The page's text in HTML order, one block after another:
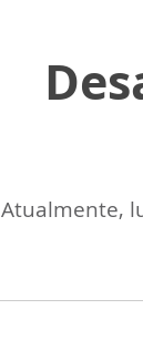
Atualmente,